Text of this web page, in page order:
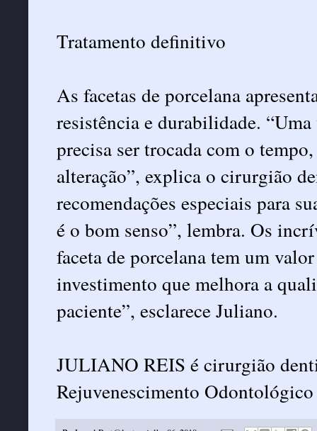
Tratamento definitivo
As facetas de porcelana
resistência e durabilidade.
precisa ser trocada com o
alteração”, explica o cirurgião
recomendações especiais para
é o bom senso”, lembra. Os
faceta de porcelana tem um
investimento que melhora a
paciente”, esclarece Juliano.
JULIANO REIS é cirurgião
Rejuvenescimento